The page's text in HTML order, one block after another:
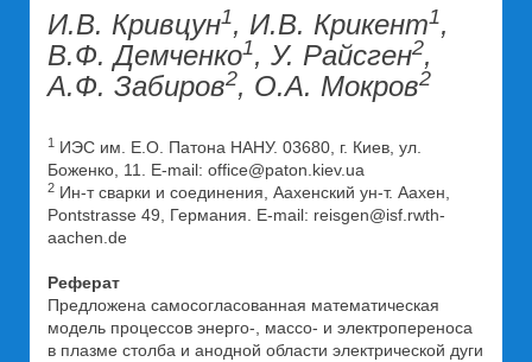
И.В. Кривцун1, И.В. Крикент1,
В.Ф. Демченко1, У. Райсген2,
А.Ф. Забиров2, О.А. Мокров2
1 ИЭС им. Е.О. Патона НАНУ. 03680, г. Киев, ул.
Боженко, 11. E-mail: office@paton.kiev.ua
2 Ин-т сварки и соединения, Аахенский ун-т. Аахен,
Pontstrasse 49, Германия. E-mail: reisgen@isf.rwth-
aachen.de
Реферат
Предложена самосогласованная математическая
модель процессов энерго-, массо- и электропереноса
в плазме столба и анодной области электрической дуги